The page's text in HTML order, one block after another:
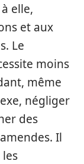
elle,
et aux
Le
moins
même
négliger
des
Il